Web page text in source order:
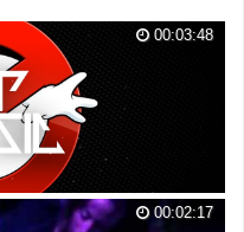
00:03:48
by Encore 00:02:17